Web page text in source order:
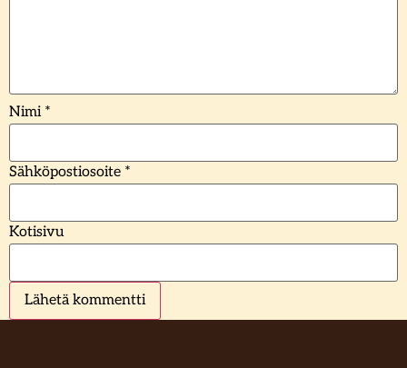
Nimi *
Sähköpostiosoite *
Kotisivu